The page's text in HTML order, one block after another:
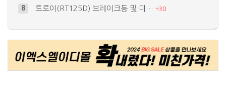
9 써지보호회로 자작+15
5 세상 하나뿐이 바이크? 가장 비싼 ^^…+ 19
6 큰맘먹고 데루등이랑 시그널 작업했어요~…+19